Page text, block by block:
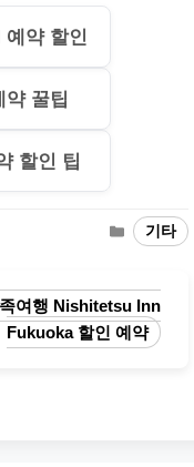
약 할인
꿀팁
할인 팁
Categories
기타
여행 Nishitetsu Inn
Fukuoka 할인 예약